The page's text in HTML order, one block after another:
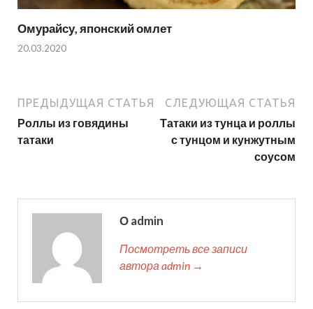
Омурайсу, японский омлет
20.03.2020
ПРЕДЫДУЩАЯ СТАТЬЯ
Роллы из говядины
татаки
СЛЕДУЮЩАЯ СТАТЬЯ
Татаки из тунца и роллы
с тунцом и кунжутным
соусом
О admin
Посмотреть все записи
автора admin →